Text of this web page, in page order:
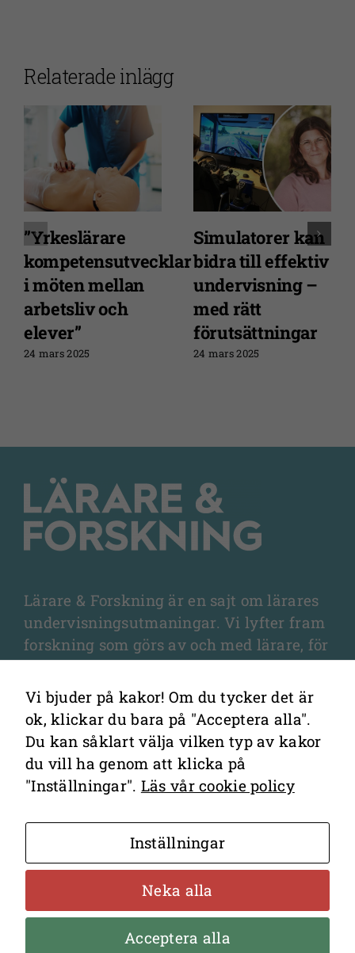
Relaterade inlägg
”Yrkeslärare
kompetensutvecklar
i möten mellan
arbetsliv och
elever”
24 mars 2025
Simulatorer kan
bidra till effektiv
undervisning –
med rätt
förutsättningar
24 mars 2025
Lärare & Forskning är en sajt om lärares
undervisningsutmaningar. Vi lyfter fram
forskning som görs av och med lärare, för
lärare, och som fördjupar olika aspekter
av undervisningen och elevernas
lärande.
Kontakta redaktionen
Hantering av personuppgifter
Vi bjuder på kakor! Om du tycker det är
ok, klickar du bara på "Acceptera alla".
Du kan såklart välja vilken typ av kakor
du vill ha genom att klicka på
"Inställningar". Läs vår cookie policy
Inställningar
Neka alla
Acceptera alla